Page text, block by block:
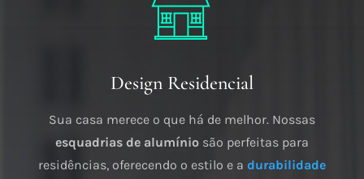
Design Residencial
Sua casa merece o que há de melhor. Nossas
esquadrias de alumíniosão perfeitas para
residências, oferecendo o estilo e a durabilidade